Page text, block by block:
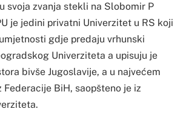
svoja zvanja stekli na Slobomir P
je jedini privatni Univerzitet u RS koji
gdje predaju vrhunski
Univerziteta a upisuju je
bivše Jugoslavije, a u najvećem
BiH, saopšteno je iz